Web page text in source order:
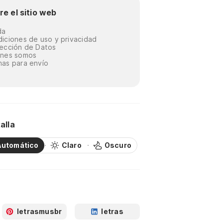
el sitio web
de uso y privacidad
de Datos
somos
para envío
Claro Oscuro
letrasmusbr letras